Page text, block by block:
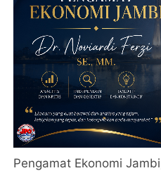
Pengamat Ekonomi